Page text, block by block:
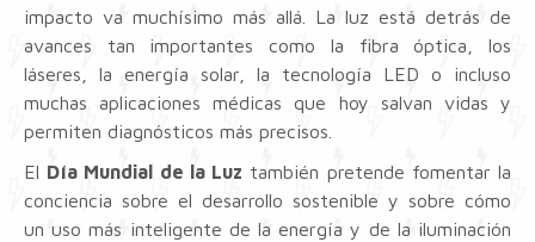
impacto va muchísimo más allá. La luz está detrás de
avances tan importantes como la fibra óptica, los
láseres, la energía solar, la tecnología LED o incluso
muchas aplicaciones médicas que hoy salvan vidas y
permiten diagnósticos más precisos.
El Día Mundial de la Luz también pretende fomentar la
conciencia sobre el desarrollo sostenible y sobre cómo
un uso más inteligente de la energía y de la iluminación